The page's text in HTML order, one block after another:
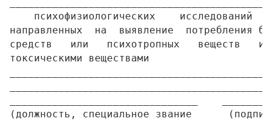
психофизиологических    исследований
направленных  на  выявление  потребления
средств   или   психотропных   веществ   и
токсическими веществами
(должность, специальное звание